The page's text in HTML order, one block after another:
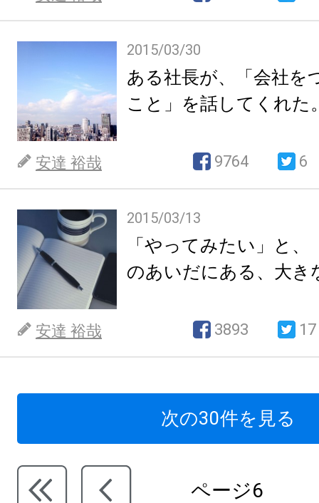
2015/03/30
ある社長が、「会社を
こと」を話してくれた
安達 裕哉 9764 6
2015/03/13
「やってみたい」と
のあいだにある、大き
安達 裕哉 3893 17
次の30件を見る
ページ6